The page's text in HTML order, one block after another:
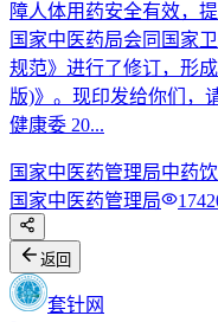
障人体用药安全有效，
国家中医药局会同国家
规范》进行了修订，形
版)》。现印发给你们，
健康委 20...
国家中医药管理局中药
国家中医药管理局
174
返回
套针网